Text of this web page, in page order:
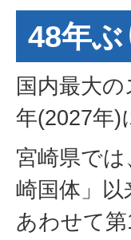
48年
国内最大
年(2027年)
宮崎県で
崎国体」
あわせて